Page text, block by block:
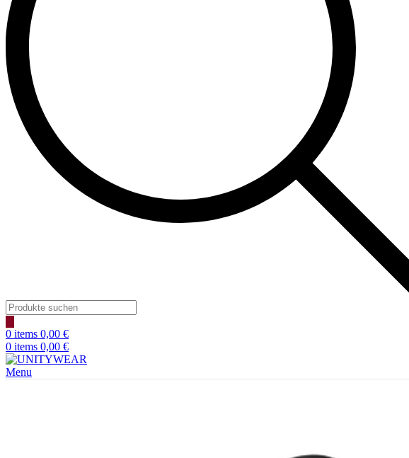
Products
search
0 items 0,00 €
0 items 0,00 €
Menu